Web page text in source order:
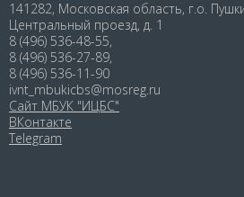
141282, Московская область, г.о.
Центральный проезд, д. 1
8 (496) 536-48-55,
8 (496) 536-27-89,
8 (496) 536-11-90
ivnt_mbukicbs@mosreg.ru
Сайт МБУК "ИЦБС"
ВКонтакте
Telegram